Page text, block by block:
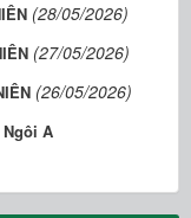
(28/05/2026)
(27/05/2026)
(26/05/2026)
Ngôi A